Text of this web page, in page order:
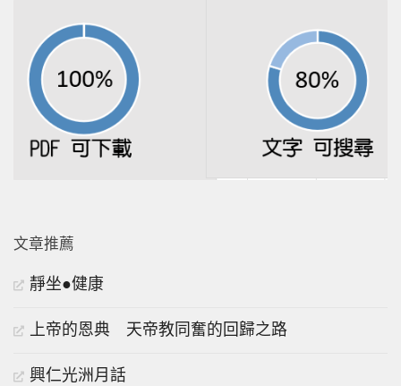
文章推薦
靜坐●健康
上帝的恩典 天帝教同奮的回歸之路
興仁光洲月話